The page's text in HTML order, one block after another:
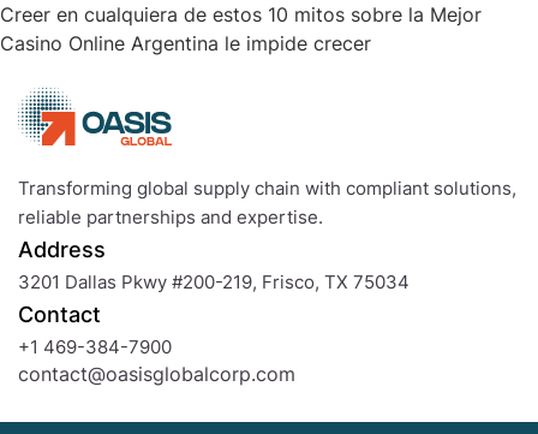
Creer en cualquiera de estos 10 mitos sobre la Mejor
Casino Online Argentina le impide crecer
Transforming global supply chain with compliant solutions,
reliable partnerships and expertise.
Address
3201 Dallas Pkwy #200-219, Frisco, TX 75034
Contact
+1 469-384-7900
contact@oasisglobalcorp.com